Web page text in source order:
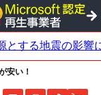
安い！